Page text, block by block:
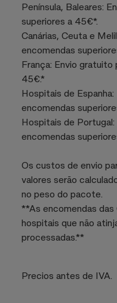
Península, Baleares:
superiores a 45€*.
Canárias, Ceuta e
encomendas
França: Envio gratuito
45€.*
Hospitais de
encomendas
Hospitais de
encomendas
Os custos de envio
valores serão
no peso do pacote.
**As encomendas das
hospitais que não
processadas.**
Precios antes de IVA.